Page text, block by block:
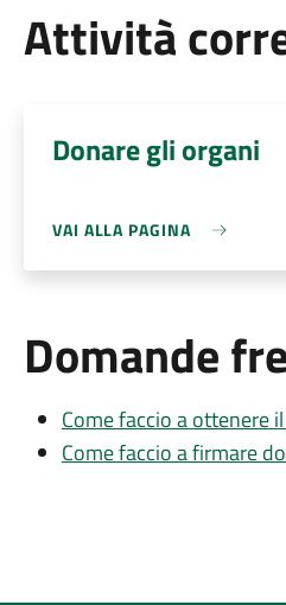
Attività
Donare gli organi
VAI ALLA PAGINA
Domande
Come faccio a ottenere
Come faccio a firmare